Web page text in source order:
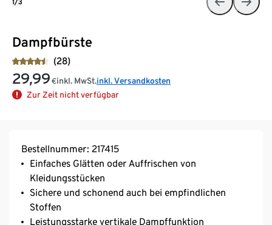
Dampfbürste
(28)
29,99 €inkl. MwSt.inkl. Versandkosten
Zur Zeit nicht verfügbar
Bestellnummer: 217415
Einfaches Glätten oder Auffrischen von
Kleidungsstücken
Sichere und schonend auch bei empfindlichen
Stoffen
Leistungsstarke vertikale Dampffunktion